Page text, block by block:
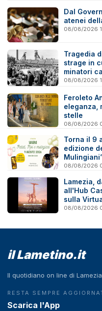
Dal
atenei
08/08/2026
Tragedia
strage in
minatori
08/08/2026
Feroleto
eleganza,
stelle
08/08/2026
Torna il 9
edizione
08/08/2026
Lamezia,
all'Hub
sulla
08/08/2026
il Lametino.it
Il quotidiano on line di
RESTA SEMPRE
Scarica l'App